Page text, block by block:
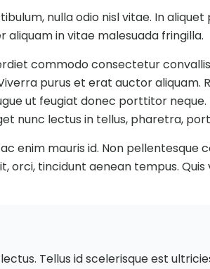
nulla odio nisl vitae. In
in vitae malesuada fringilla.
commodo consectetur
purus et erat auctor aliquam.
ut feugiat donec porttitor neque.
nunc lectus in tellus, pharetra,
enim mauris id. Non
orci, tincidunt aenean tempus.
Tellus id scelerisque est